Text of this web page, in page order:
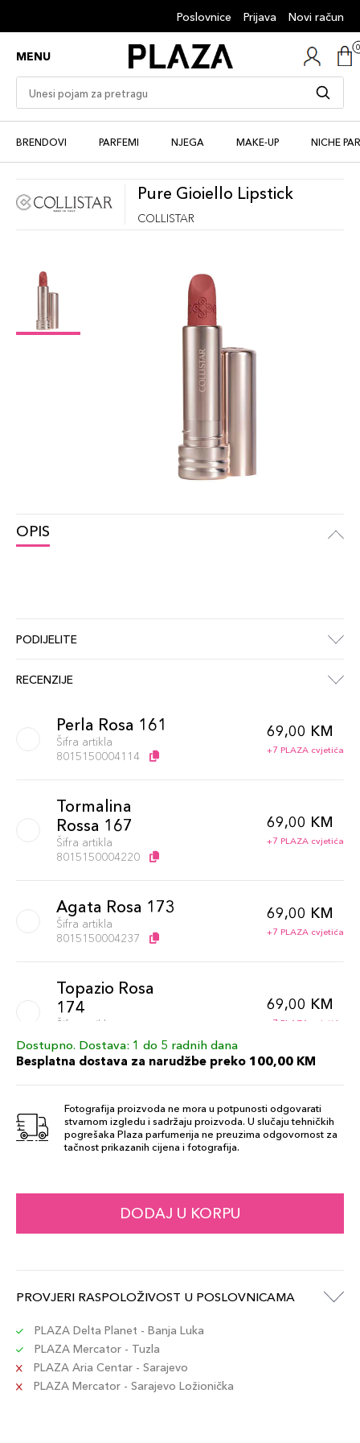
Poslovnice Prijava Novi račun
MENU
BRENDOVI PARFEMI NJEGA MAKE-UP NICHE
Pure Gioiello Lipstick
COLLISTAR
OPIS
PODIJELITE
RECENZIJE
Perla Rosa 161
Šifra artikla
8015150004114
69,00 KM
+7 PLAZA cvjetića
Tormalina
Rossa 167
Šifra artikla
8015150004220
69,00 KM
+7 PLAZA cvjetića
Agata Rosa 173
Šifra artikla
8015150004237
69,00 KM
+7 PLAZA cvjetića
Topazio Rosa
174
Šifra artikla
8015150004244
69,00 KM
+7 PLAZA cvjetića
164
Šifra artikla
8015150004169
69,00 KM
+7 PLAZA cvjetića
Granato Rosso
Zircone
Šifra artikla
69,00 KM
Agata Rossa
Dostupno. Dostava: 1 do 5 radnih dana
Besplatna dostava za narudžbe preko 100,00 KM
Fotografija proizvoda ne mora u potpunosti odgovarati
stvarnom izgledu i sadržaju proizvoda. U slučaju tehničkih
pogrešaka Plaza parfumerija ne preuzima odgovornost za
tačnost prikazanih cijena i fotografija.
DODAJ U KORPU
PROVJERI RASPOLOŽIVOST U POSLOVNICAMA
PLAZA Delta Planet - Banja Luka
PLAZA Mercator - Tuzla
PLAZA Aria Centar - Sarajevo
PLAZA Mercator - Sarajevo Ložionička